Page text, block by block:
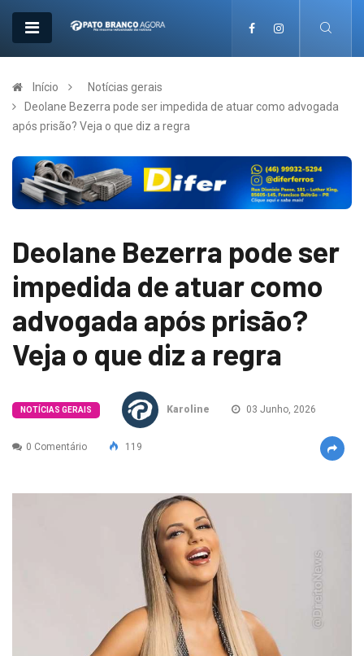
Início
Notícias gerais
Deolane Bezerra pode ser impedida de atuar como advogada
após prisão? Veja o que diz a regra
Deolane Bezerra pode ser
impedida de atuar como
advogada após prisão?
Veja o que diz a regra
NOTÍCIAS GERAIS Karoline 03 Junho, 2026
0 Comentário 119